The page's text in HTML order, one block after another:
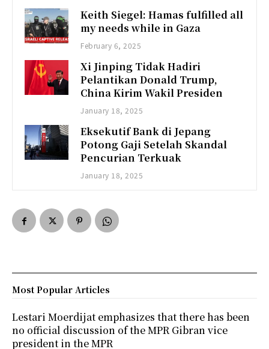
Keith Siegel: Hamas fulfilled all
my needs while in Gaza
February 6, 2025
Xi Jinping Tidak Hadiri
Pelantikan Donald Trump,
China Kirim Wakil Presiden
January 18, 2025
Eksekutif Bank di Jepang
Potong Gaji Setelah Skandal
Pencurian Terkuak
January 18, 2025
Most Popular Articles
Lestari Moerdijat emphasizes that there has been
no official discussion of the MPR Gibran vice
president in the MPR